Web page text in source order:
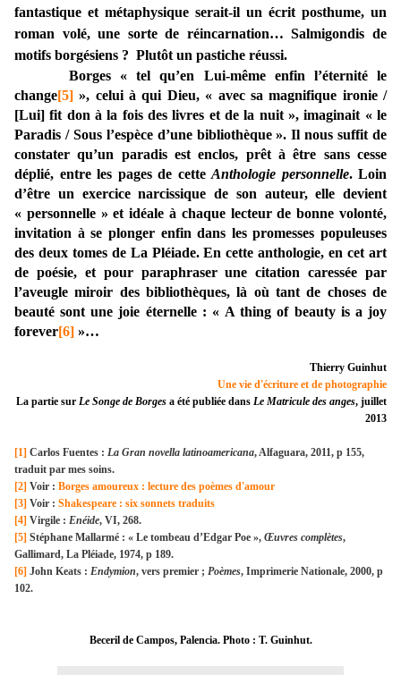
fantastique et métaphysique serait-il un écrit posthume, un
roman volé, une sorte de réincarnation… Salmigondis de
motifs borgésiens ? Plutôt un pastiche réussi.
Borges « tel qu’en Lui-même enfin l’éternité le
change[5] », celui à qui Dieu, « avec sa magnifique ironie /
[Lui] fit don à la fois des livres et de la nuit », imaginait « le
Paradis / Sous l’espèce d’une bibliothèque ». Il nous suffit de
constater qu’un paradis est enclos, prêt à être sans cesse
déplié, entre les pages de cette Anthologie personnelle. Loin
d’être un exercice narcissique de son auteur, elle devient
« personnelle » et idéale à chaque lecteur de bonne volonté,
invitation à se plonger enfin dans les promesses populeuses
des deux tomes de La Pléiade. En cette anthologie, en cet art
de poésie, et pour paraphraser une citation caressée par
l’aveugle miroir des bibliothèques, là où tant de choses de
beauté sont une joie éternelle : « A thing of beauty is a joy
forever[6] »…
Thierry Guinhut
Une vie d'écriture et de photographie
La partie sur Le Songe de Borges a été publiée dans Le Matricule des anges, juillet
2013
[1] Carlos Fuentes : La Gran novella latinoamericana, Alfaguara, 2011, p 155,
traduit par mes soins.
[2] Voir : Borges amoureux : lecture des poèmes d'amour
[3] Voir : Shakespeare : six sonnets traduits
[4] Virgile : Enéide, VI, 268.
[5] Stéphane Mallarmé : « Le tombeau d’Edgar Poe », Œuvres complètes,
Gallimard, La Pléiade, 1974, p 189.
[6] John Keats : Endymion, vers premier ; Poèmes, Imprimerie Nationale, 2000, p
102.
Beceril de Campos, Palencia. Photo : T. Guinhut.